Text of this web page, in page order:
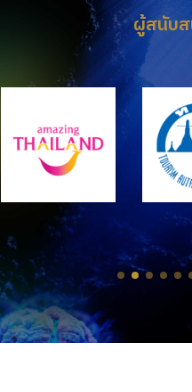
ผู้สนับส